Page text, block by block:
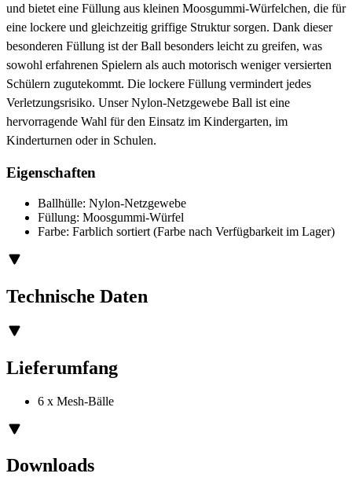
und bietet eine Füllung aus kleinen Moosgummi-Würfelchen, die für
eine lockere und gleichzeitig griffige Struktur sorgen. Dank dieser
besonderen Füllung ist der Ball besonders leicht zu greifen, was
sowohl erfahrenen Spielern als auch motorisch weniger versierten
Schülern zugutekommt. Die lockere Füllung vermindert jedes
Verletzungsrisiko. Unser Nylon-Netzgewebe Ball ist eine
hervorragende Wahl für den Einsatz im Kindergarten, im
Kinderturnen oder in Schulen.
Eigenschaften
Ballhülle: Nylon-Netzgewebe
Füllung: Moosgummi-Würfel
Farbe: Farblich sortiert (Farbe nach Verfügbarkeit im Lager)
Technische Daten
Lieferumfang
6 x Mesh-Bälle
Downloads